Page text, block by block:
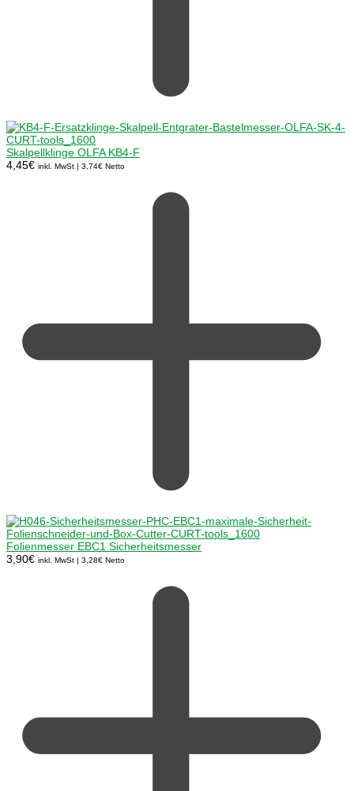
Skalpellklinge OLFA KB4-F
4,45€ inkl. MwSt | 3,74€ Netto
Folienmesser EBC1 Sicherheitsmesser
3,90€ inkl. MwSt | 3,28€ Netto